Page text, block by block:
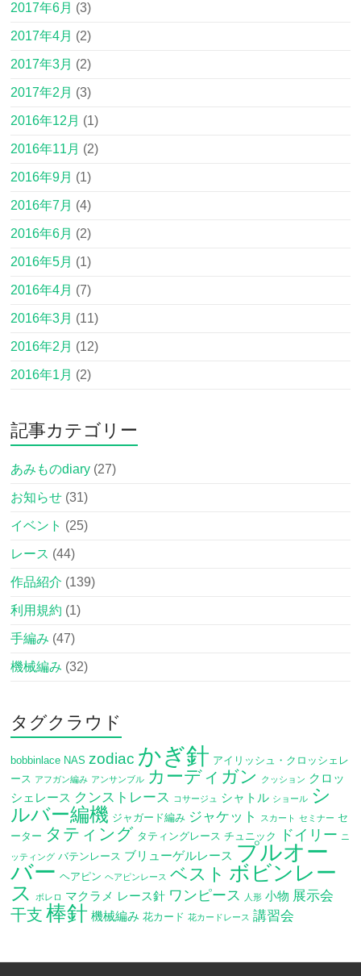
2017年6月 (3)
2017年4月 (2)
2017年3月 (2)
2017年2月 (3)
2016年12月 (1)
2016年11月 (2)
2016年9月 (1)
2016年7月 (4)
2016年6月 (2)
2016年5月 (1)
2016年4月 (7)
2016年3月 (11)
2016年2月 (12)
2016年1月 (2)
記事カテゴリー
あみものdiary (27)
お知らせ (31)
イベント (25)
レース (44)
作品紹介 (139)
利用規約 (1)
手編み (47)
機械編み (32)
タグクラウド
bobbinlace NAS zodiac かぎ針 アイリッシュ・クロッシェレ
ース アフガン編み アンサンブル カーディガン クッション クロッ
シェレース クンストレース コサージュ シャトル ショール シ
ルバー編機 ジャガード編み ジャケット スカート セミナー セ
ーター タティング タティングレース チュニック ドイリー ニ
ッティング バテンレース ブリューゲルレース プルオー
バー ヘアピン ヘアピンレース ベスト ボビンレー
ス
ボレロ マクラメ レース針 ワンピース 人形 小物 展示会
干支 棒針 機械編み 花カード 花カードレース 講習会